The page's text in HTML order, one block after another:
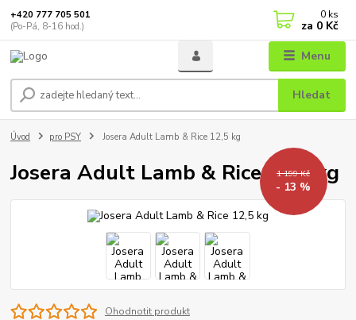
Menu
Hledat
+420 777 705 501
(Po-Pá, 8-16 hod.)
0 ks
za 0 Kč
Úvod pro PSY Josera Adult Lamb & Rice 12,5 kg
Josera Adult Lamb & Rice 12,5 kg
1 199 Kč
- 13 %
Ohodnotit produkt